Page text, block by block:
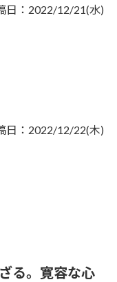
日：2022/12/21(水)
日：2022/12/22(木)
る。寛容な心